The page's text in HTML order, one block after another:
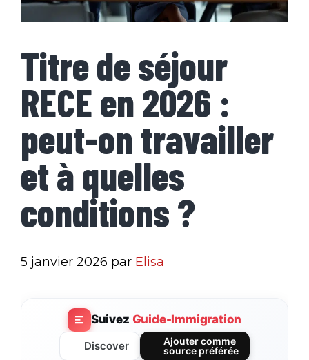
Titre de séjour
RECE en 2026 :
peut-on travailler
et à quelles
conditions ?
5 janvier 2026 par Elisa
Suivez Guide-Immigration
Discover
Ajouter comme
source préférée